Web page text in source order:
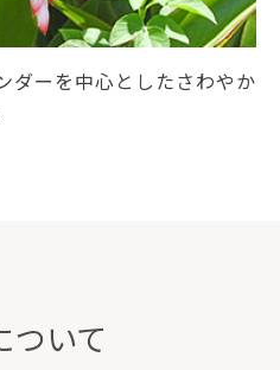
ダーを中心としたさわやか
ついて